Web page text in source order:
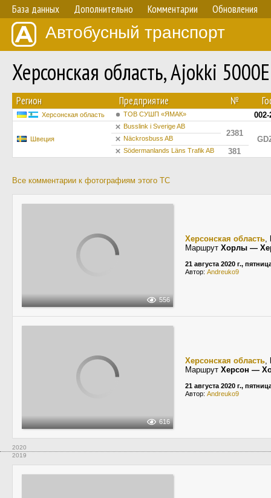
База данных Дополнительно Комментарии Обновления
Автобусный транспорт
Херсонская область, Ajokki
Регион Предприятие №
Херсонская область ТОВ СУШП «ЯМАК»
Швеция
Busslink i Sverige AB
2381
Näckrosbuss AB
Södermanlands Läns Trafik AB
381
Все комментарии к фотографиям этого ТС
556
Херсонская область,
Маршрут Хорлы —
21 августа 2020 г.,
Автор: Andreuko9
616
Херсонская область,
Маршрут Херсон —
21 августа 2020 г.,
Автор: Andreuko9
2020
2019